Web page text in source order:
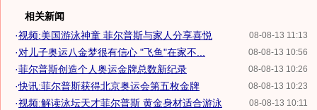
相关新闻
08-08-13 11:13
·视频:美国游泳神童 菲尔普斯与家人分享喜悦
08-08-13 10:56
·对儿子奥运八金梦很有信心 "飞鱼"在家不...
08-08-13 10:26
·菲尔普斯创造个人奥运金牌总数新纪录
08-08-13 10:23
·快讯:菲尔普斯获得北京奥运会第五枚金牌
08-08-13 10:11
·视频:解读泳坛天才菲尔普斯 黄金身材适合游泳